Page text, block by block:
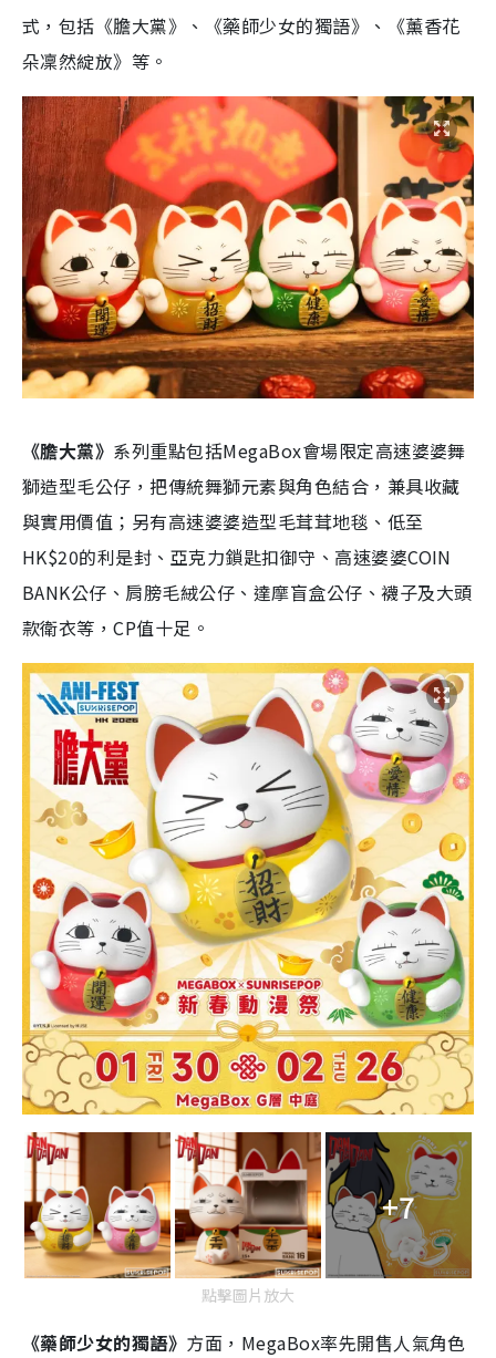
式，包括《膽大黨》、《藥師少女的獨語》、《薰香花
朵凜然綻放》等。
《膽大黨》 系列重點包括MegaBox會場限定高速婆婆舞
獅造型毛公仔，把傳統舞獅元素與角色結合，兼具收藏
與實用價值；另有高速婆婆造型毛茸茸地毯、低至
HK$20的利是封、亞克力鎖匙扣御守、高速婆婆COIN
BANK公仔、肩膀毛絨公仔、達摩盲盒公仔、襪子及大頭
款衛衣等，CP值十足。
+7
點擊圖片放大
《藥師少女的獨語》 方面，MegaBox率先開售人氣角色